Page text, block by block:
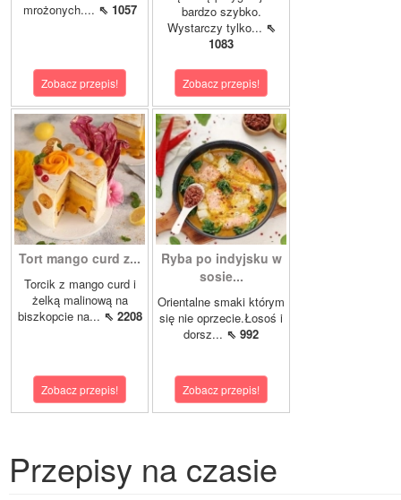
mrożonych.... ⇖ 1057
Zobacz przepis!
bardzo szybko.
Wystarczy tylko... ⇖
1083
Zobacz przepis!
Tort mango curd z...
Torcik z mango curd i
żelką malinową na
biszkopcie na... ⇖ 2208
Zobacz przepis!
Ryba po indyjsku w
sosie...
Orientalne smaki którym
się nie oprzecie.Łosoś i
dorsz... ⇖ 992
Zobacz przepis!
Przepisy na czasie